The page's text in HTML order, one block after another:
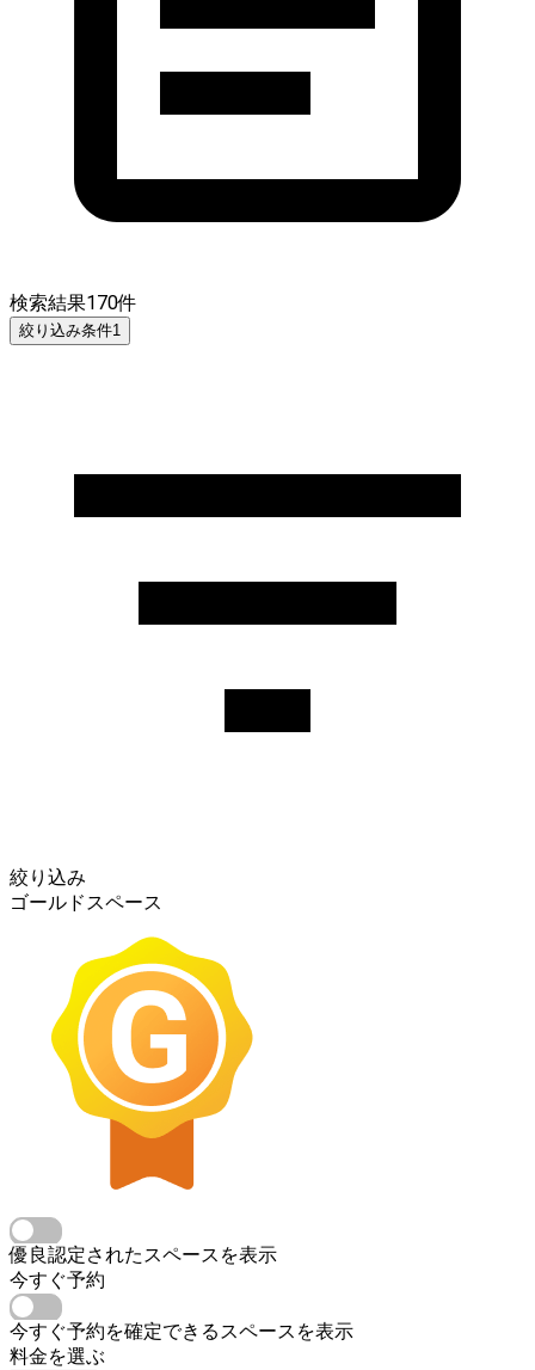
検索結果170件
絞り込み条件1
絞り込み
ゴールドスペース
優良認定されたスペースを表示
今すぐ予約
今すぐ予約を確定できるスペースを表示
料金を選ぶ